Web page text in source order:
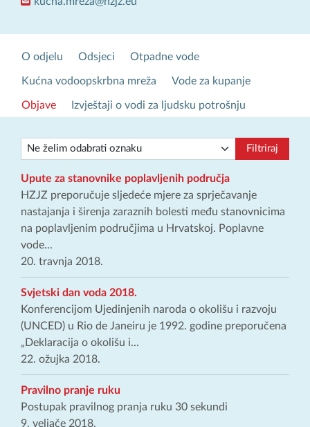
O odjelu Odsjeci Otpadne vode
Kućna vodoopskrbna mreža Vode za kupanje
Objave Izvještaji o vodi za ljudsku potrošnju
Filtriraj
Upute za stanovnike poplavljenih područja
HZJZ preporučuje sljedeće mjere za sprječavanje
nastajanja i širenja zaraznih bolesti među stanovnicima
na poplavljenim područjima u Hrvatskoj. Poplavne
vode...
20. travnja 2018.
Svjetski dan voda 2018.
Konferencijom Ujedinjenih naroda o okolišu i razvoju
(UNCED) u Rio de Janeiru je 1992. godine preporučena
„Deklaracija o okolišu i...
22. ožujka 2018.
Pravilno pranje ruku
Postupak pravilnog pranja ruku 30 sekundi
9. veljače 2018.